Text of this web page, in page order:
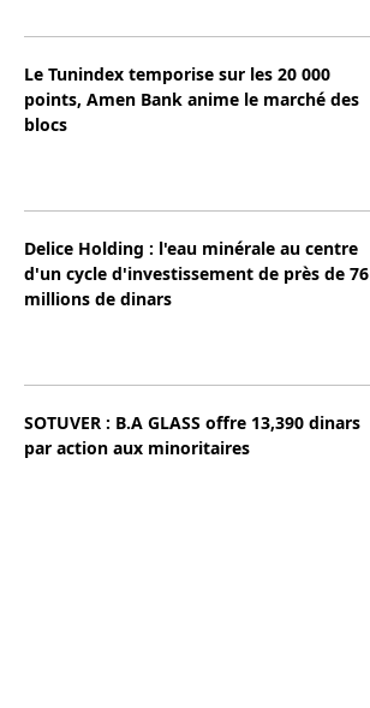
Le Tunindex temporise sur les 20 000
points, Amen Bank anime le marché des
blocs
Delice Holding : l'eau minérale au centre
d'un cycle d'investissement de près de 76
millions de dinars
SOTUVER : B.A GLASS offre 13,390 dinars
par action aux minoritaires